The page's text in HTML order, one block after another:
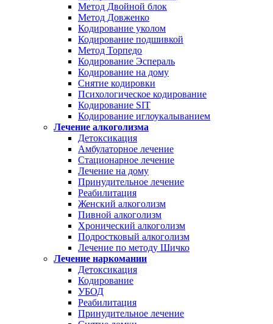
Метод Двойной блок
Метод Довженко
Кодирование уколом
Кодирование подшивкой
Метод Торпедо
Кодирование Эспераль
Кодирование на дому
Снятие кодировки
Психологическое кодирование
Кодирование SIT
Кодирование иглоукалыванием
Лечение алкоголизма
Детоксикация
Амбулаторное лечение
Стационарное лечение
Лечение на дому
Принудительное лечение
Реабилитация
Женский алкоголизм
Пивной алкоголизм
Хронический алкоголизм
Подростковый алкоголизм
Лечение по методу Шичко
Лечение наркомании
Детоксикация
Кодирование
УБОД
Реабилитация
Принудительное лечение